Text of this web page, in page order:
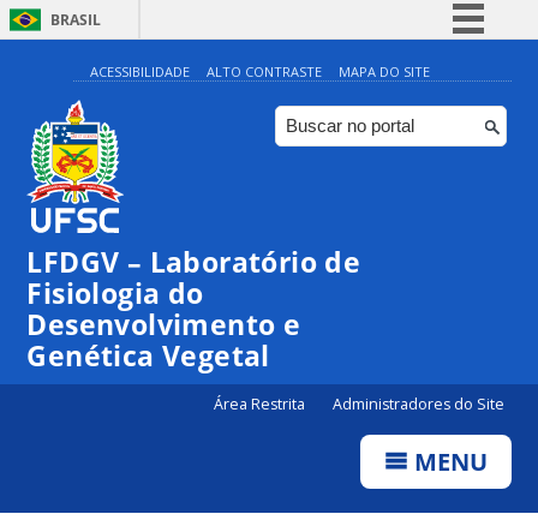
BRASIL
Simplifique!
Comunica BR
Participe
Canais
ACESSIBILIDADE ALTO CONTRASTE MAPA DO SITE
LFDGV – Laboratório de
Fisiologia do
Desenvolvimento e
Genética Vegetal
Área Restrita Administradores do Site
MENU